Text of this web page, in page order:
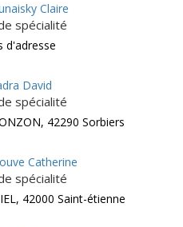
Claire
spécialité
d'adresse
David
spécialité
42290 Sorbiers
Catherine
spécialité
42000 Saint-étienne